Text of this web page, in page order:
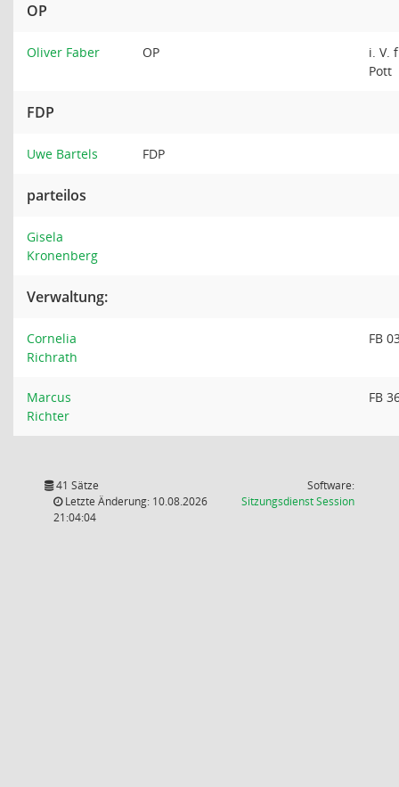
OP
Oliver Faber OP
i. V.
Pott
FDP
Uwe Bartels FDP
parteilos
Gisela
Kronenberg
Verwaltung:
Cornelia
Richrath
FB
Marcus
Richter
FB
41 Sätze
Letzte Änderung: 10.08.2026
21:04:04
Software:
SitzungsdienstSession(Wird in